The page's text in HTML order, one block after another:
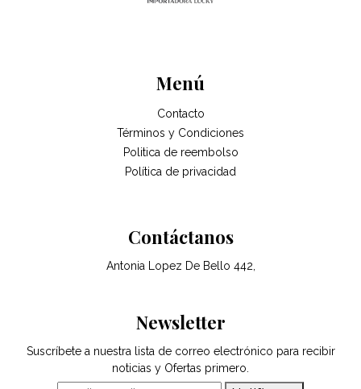
Menú
Contacto
Términos y Condiciones
Politica de reembolso
Política de privacidad
Contáctanos
Antonia Lopez De Bello 442,
Newsletter
Suscríbete a nuestra lista de correo electrónico para recibir
noticias y Ofertas primero.